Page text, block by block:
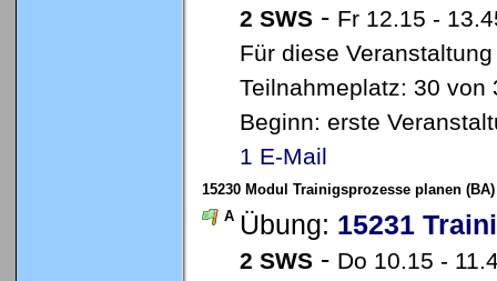
2 SWS - Fr 12.15 -
Für diese
Teilnahmeplatz: 30 von
Beginn: erste
1 E-Mail
15230 Modul Trainigsprozesse planen (BA)
A Übung: 15231
2 SWS - Do 10.15 -